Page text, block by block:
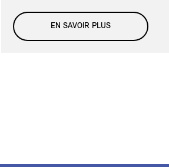
EN SAVOIR PLUS